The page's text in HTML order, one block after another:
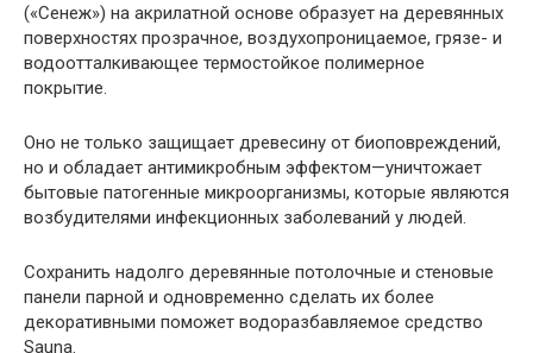
(«Сенеж») на акрилатной основе образует на деревянных
поверхностях прозрачное, воздухопроницаемое, грязе- и
водоотталкивающее термостойкое полимерное
покрытие.
Оно не только защищает древесину от биоповреждений,
но и обладает антимикробным эффектом—уничтожает
бытовые патогенные микроорганизмы, которые являются
возбудителями инфекционных заболеваний у людей.
Сохранить надолго деревянные потолочные и стеновые
панели парной и одновременно сделать их более
декоративными поможет водоразбавляемое средство
Sauna.